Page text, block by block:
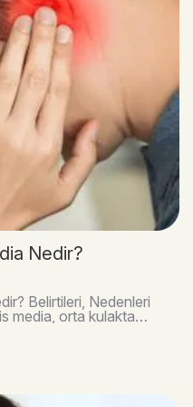
Nedir?
Belirtileri, Nedenleri
media, orta kulakta